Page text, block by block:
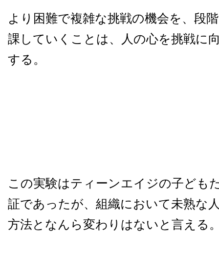
より困難で複雑な挑戦の機会を、段
課していくことは、人の心を挑戦に
する。
この実験はティーンエイジの子ども
証であったが、組織において未熟な
方法となんら変わりはないと言える